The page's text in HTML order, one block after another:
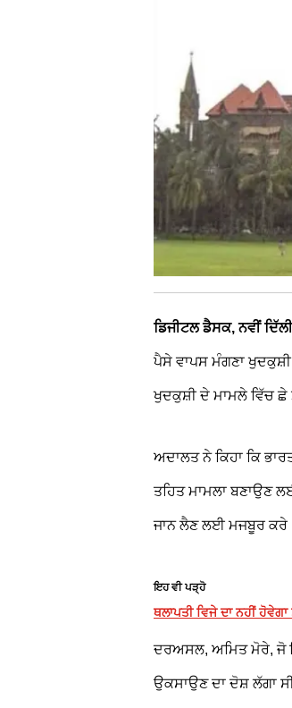
ਡਿਜੀਟਲ ਡੈਸਕ, ਨਵੀਂ
ਪੈਸੇ ਵਾਪਸ ਮੰਗਣਾ
ਖੁਦਕੁਸ਼ੀ ਦੇ ਮਾਮਲੇ ਵਿੱਚ ਛੇ
ਅਦਾਲਤ ਨੇ ਕਿਹਾ ਕਿ
ਤਹਿਤ ਮਾਮਲਾ ਬਣਾਉਣ
ਜਾਨ ਲੈਣ ਲਈ ਮਜਬੂਰ
ਇਹ ਵੀ ਪੜ੍ਹੋ
ਥਲਾਪਤੀ ਵਿਜੇ ਦਾ ਨਹੀਂ
ਦਰਅਸਲ, ਅਮਿਤ ਮੋਰੇ, ਜੋ
ਉਕਸਾਉਣ ਦਾ ਦੋਸ਼ ਲੱਗਾ